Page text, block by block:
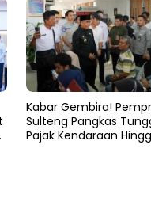
Kabar Gembira!
Sulteng Pangkas
Pajak Kendaraan